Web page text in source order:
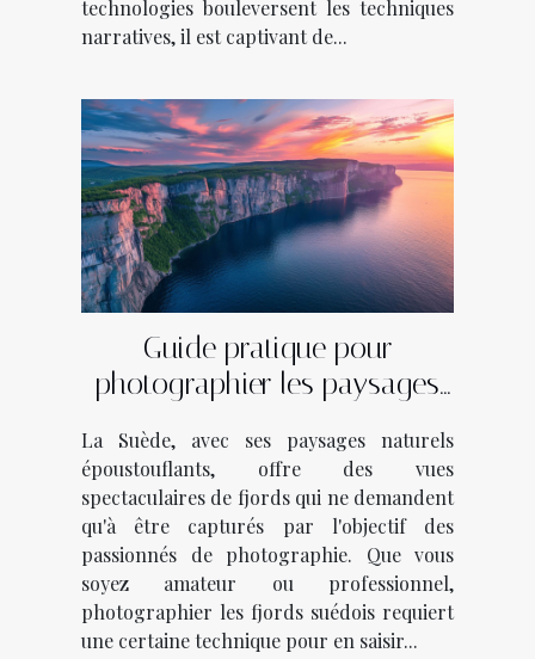
technologies bouleversent les techniques
narratives, il est captivant de...
Guide pratique pour
photographier les paysages
La Suède, avec ses paysages naturels
époustouflants, offre des vues
spectaculaires de fjords qui ne demandent
qu'à être capturés par l'objectif des
passionnés de photographie. Que vous
soyez amateur ou professionnel,
photographier les fjords suédois requiert
une certaine technique pour en saisir...